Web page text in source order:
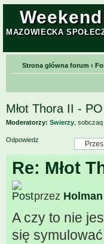
MAZOWIECKA
Strona główna forum ‹
Młot Thora II - PO
Moderatorzy: Swierzy sobczaq
Odpowiedz
Re: Młot
przez Holman
A czy to nie
się